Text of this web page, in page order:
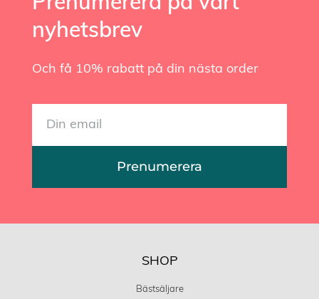
nyhetsbrev
Och få 10% rabatt på din nästa order
Prenumerera
SHOP
Bästsäljare